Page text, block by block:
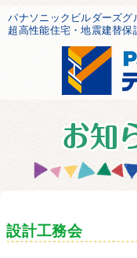
パナソニックビルダーズグ
超高性能住宅・地震建替保
設計工務会